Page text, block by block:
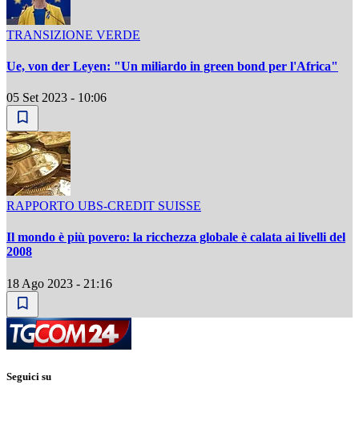
TRANSIZIONE VERDE
Ue, von der Leyen: "Un miliardo in green bond per l'Africa"
05 Set 2023 - 10:06
RAPPORTO UBS-CREDIT SUISSE
Il mondo è più povero: la ricchezza globale è calata ai livelli del
2008
18 Ago 2023 - 21:16
Seguici su